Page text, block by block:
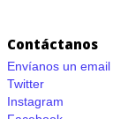
Contáctanos
Envíanos un email
Twitter
Instagram